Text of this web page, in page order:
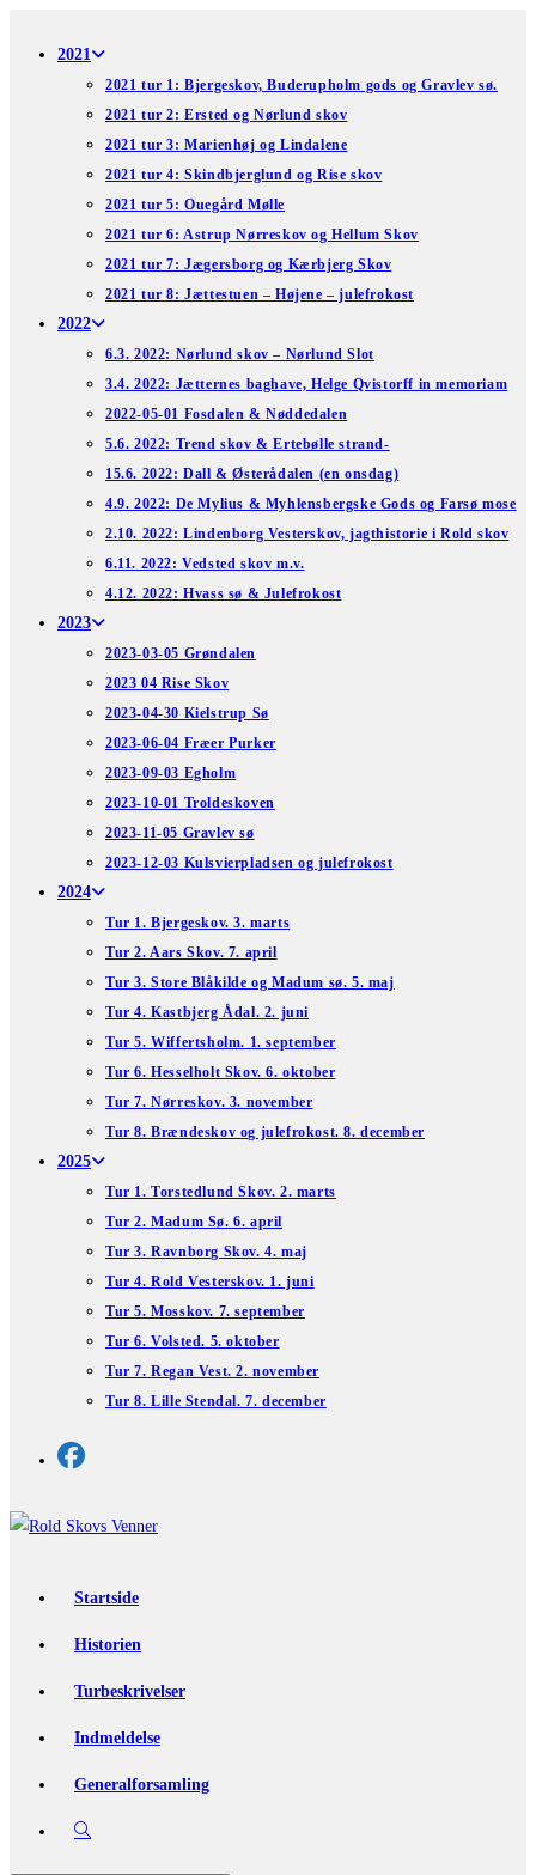
2021
2021 tur 1: Bjergeskov, Buderupholm gods og Gravlev sø.
2021 tur 2: Ersted og Nørlund skov
2021 tur 3: Marienhøj og Lindalene
2021 tur 4: Skindbjerglund og Rise skov
2021 tur 5: Ouegård Mølle
2021 tur 6: Astrup Nørreskov og Hellum Skov
2021 tur 7: Jægersborg og Kærbjerg Skov
2021 tur 8: Jættestuen – Højene – julefrokost
2022
6.3. 2022: Nørlund skov – Nørlund Slot
3.4. 2022: Jætternes baghave, Helge Qvistorff in memoriam
2022-05-01 Fosdalen & Nøddedalen
5.6. 2022: Trend skov & Ertebølle strand-
15.6. 2022: Dall & Østerådalen (en onsdag)
4.9. 2022: De Mylius & Myhlensbergske Gods og Farsø mose
2.10. 2022: Lindenborg Vesterskov, jagthistorie i Rold skov
6.11. 2022: Vedsted skov m.v.
4.12. 2022: Hvass sø & Julefrokost
2023
2023-03-05 Grøndalen
2023 04 Rise Skov
2023-04-30 Kielstrup Sø
2023-06-04 Fræer Purker
2023-09-03 Egholm
2023-10-01 Troldeskoven
2023-11-05 Gravlev sø
2023-12-03 Kulsvierpladsen og julefrokost
2024
Tur 1. Bjergeskov. 3. marts
Tur 2. Aars Skov. 7. april
Tur 3. Store Blåkilde og Madum sø. 5. maj
Tur 4. Kastbjerg Ådal. 2. juni
Tur 5. Wiffertsholm. 1. september
Tur 6. Hesselholt Skov. 6. oktober
Tur 7. Nørreskov. 3. november
Tur 8. Brændeskov og julefrokost. 8. december
2025
Tur 1. Torstedlund Skov. 2. marts
Tur 2. Madum Sø. 6. april
Tur 3. Ravnborg Skov. 4. maj
Tur 4. Rold Vesterskov. 1. juni
Tur 5. Mosskov. 7. september
Tur 6. Volsted. 5. oktober
Tur 7. Regan Vest. 2. november
Tur 8. Lille Stendal. 7. december
Startside
Historien
Turbeskrivelser
Indmeldelse
Generalforsamling
Toggle